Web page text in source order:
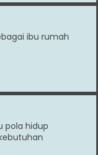
ibu rumah
pola hidup